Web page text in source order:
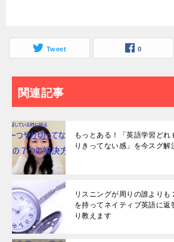
Tweet 0
関連記事
もっとある！「英語学習ど
りきってない感」を今スグ解
リスニングが周りの誰より
を持ってネイティブ英語に返
り教えます